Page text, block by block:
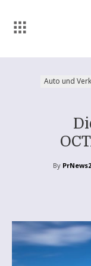
Auto und
By